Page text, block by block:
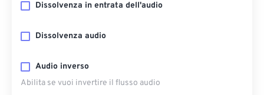
Dissolvenza in entrata dell'audio
Dissolvenza audio
Audio inverso
Abilita se vuoi invertire il flusso audio